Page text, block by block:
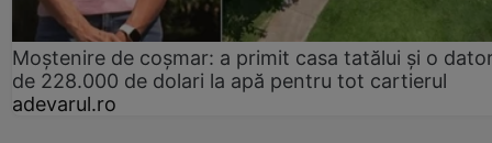
Moștenire de coșmar: a primit casa tatălui și o
de 228.000 de dolari la apă pentru tot cartierul
adevarul.ro